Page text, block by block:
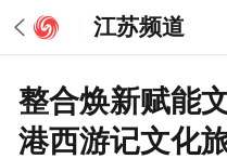
江苏频道
整合焕新赋能
港西游记文化